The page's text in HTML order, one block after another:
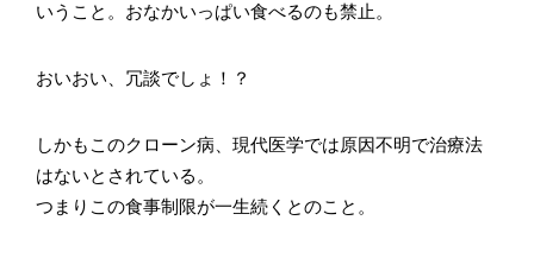
いうこと。おなかいっぱい食べるのも禁止。
おいおい、冗談でしょ！？
しかもこのクローン病、現代医学では原因不明で治療法
はないとされている。
つまりこの食事制限が一生続くとのこと。